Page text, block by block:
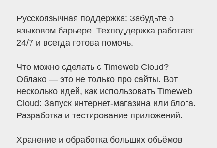
Русскоязычная поддержка: Забудьте о
языковом барьере. Техподдержка работает
24/7 и всегда готова помочь.
Что можно сделать с Timeweb Cloud?
Облако — это не только про сайты. Вот
несколько идей, как использовать Timeweb
Cloud: Запуск интернет-магазина или блога.
Разработка и тестирование приложений.
Хранение и обработка больших объёмов